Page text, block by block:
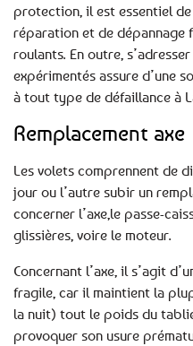
protection, il est essentiel
réparation et de dépannage
roulants. En outre,
expérimentés assure d’une
à tout type de défaillance à
Remplacement axe
Les volets comprennent de
jour ou l’autre subir un
concerner l’axe,le passe-
glissières, voire le moteur.
Concernant l’axe, il s’agit
fragile, car il maintient la
la nuit) tout le poids du
provoquer son usure